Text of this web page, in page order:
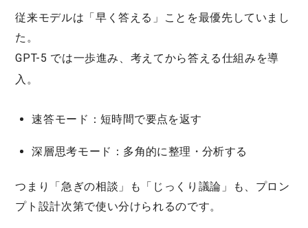
従来モデルは「早く答える」ことを最優先していまし
た。
GPT-5 では一歩進み、 考えてから答える仕組みを導
入。
速答モード ：短時間で要点を返す
深層思考モード ：多角的に整理・分析する
つまり「急ぎの相談」も「じっくり議論」も、プロン
プト設計次第で使い分けられるのです。